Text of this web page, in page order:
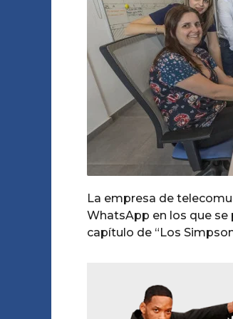
g
o
o
o
La empresa de
WhatsApp en los que se
capítulo de “Los